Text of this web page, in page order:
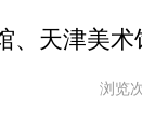
、天津美
浏览